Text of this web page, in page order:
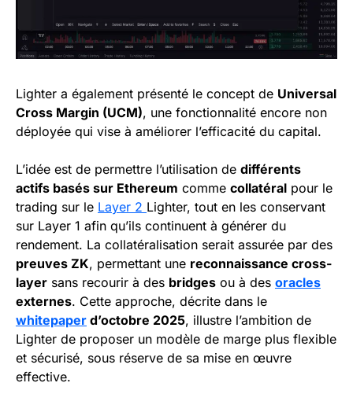
Lighter a également présenté le concept de Universal
Cross Margin (UCM), une fonctionnalité encore non
déployée qui vise à améliorer l’efficacité du capital.
L’idée est de permettre l’utilisation de différents
actifs basés sur Ethereum comme collatéral pour le
trading sur le Layer 2 Lighter, tout en les conservant
sur Layer 1 afin qu’ils continuent à générer du
rendement. La collatéralisation serait assurée par des
preuves ZK, permettant une reconnaissance cross-
layer sans recourir à des bridges ou à des oracles
externes. Cette approche, décrite dans le
whitepaper d’octobre 2025, illustre l’ambition de
Lighter de proposer un modèle de marge plus flexible
et sécurisé, sous réserve de sa mise en œuvre
effective.